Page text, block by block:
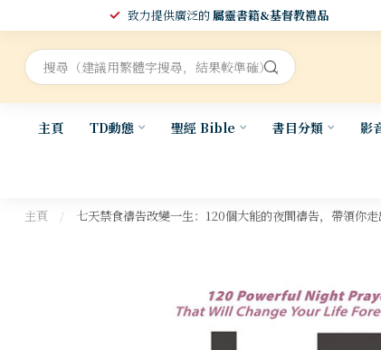
致力提供廣泛的屬靈書籍&基督教禮品
主頁 TD動態 聖經 Bible 書目分類 影
主頁 /
七天禁食禱告改變一生：120個大能的夜間禱告，帶